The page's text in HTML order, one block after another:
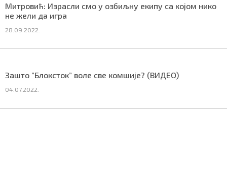
Митровић: Израсли смо у озбиљну екипу са којом нико
не жели да игра
28.09.2022.
Зашто ”Блоксток” воле све комшије? (ВИДЕО)
04.07.2022.
БИЗНИС